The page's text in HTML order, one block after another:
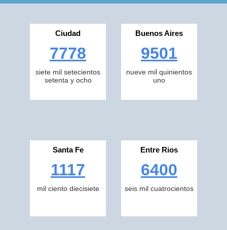
Ciudad
7778
siete mil setecientos
setenta y ocho
Buenos Aires
9501
nueve mil quinientos
uno
Santa Fe
1117
mil ciento diecisiete
Entre Rios
6400
seis mil cuatrocientos